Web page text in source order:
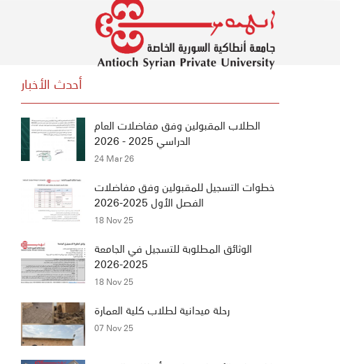
أحدث الأخبار
الطلاب المقبولين وفق مفاضلات العام
الدراسي 2025 - 2026
24 Mar 26
خطوات التسجيل للمقبولين وفق مفاضلات
الفصل الأول 2025-2026
18 Nov 25
الوثائق المطلوبة للتسجيل في الجامعة
2025-2026
18 Nov 25
رحلة ميدانية لطلاب كلية العمارة
07 Nov 25